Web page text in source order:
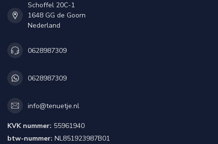
Schoffel 20C-1
1648 GG de Goorn
Nederland
0628987309
0628987309
info@tenuetje.nl
KVK nummer: 55961940
btw-nummer: NL851923987B01